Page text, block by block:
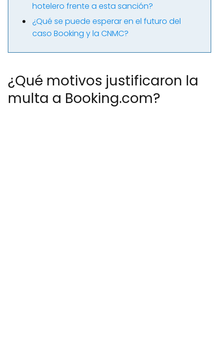
hotelero frente a esta sanción?
¿Qué se puede esperar en el futuro del
caso Booking y la CNMC?
¿Qué motivos justificaron la
multa a Booking.com?